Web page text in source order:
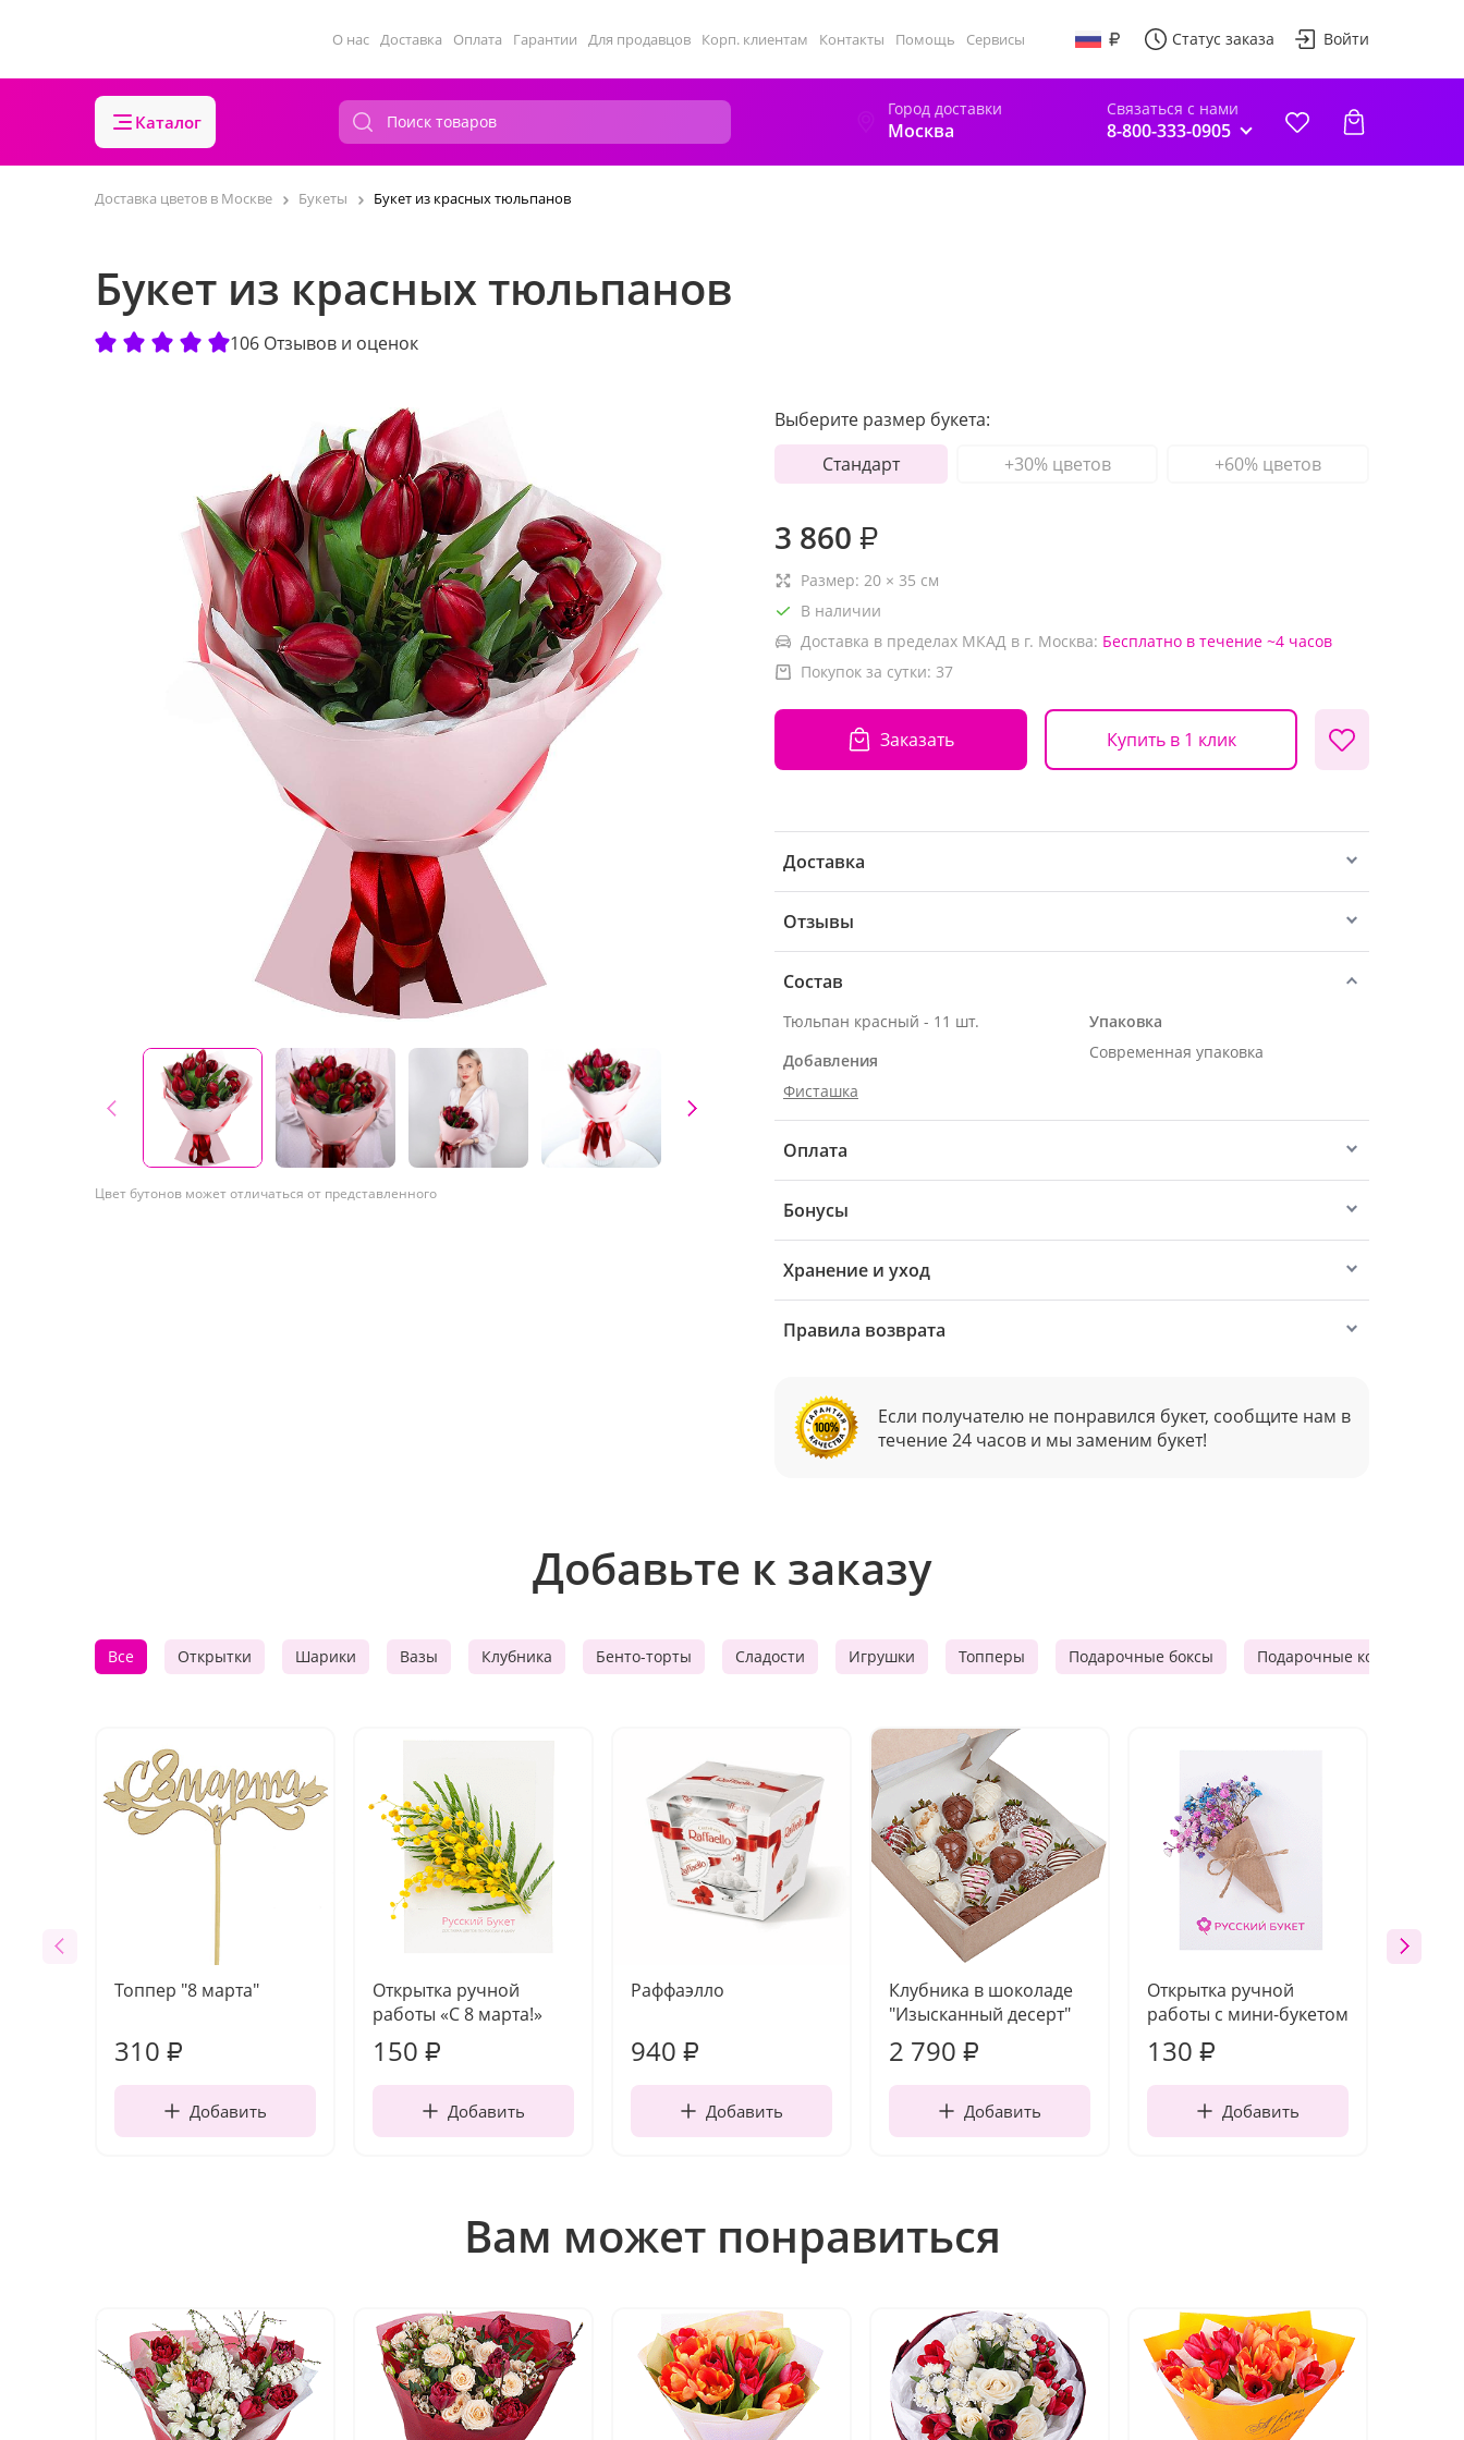
О нас Доставка Оплата Гарантии Для продавцов Корп. клиентам Контакты Помощь Сервисы Статус заказа Войти
Каталог
Город доставки
Москва
Связаться с нами
8-800-333-0905
Доставка цветов в Москве Букеты Букет из красных тюльпанов
Букет из красных тюльпанов
106 Отзывов и оценок
Цвет бутонов может отличаться от представленного
Выберите размер букета:
Стандарт
+30% цветов +60% цветов
3 860 ₽
Размер: 20 × 35 см
В наличии
Доставка в пределах МКАД в г. Москва: Бесплатно в течение ~4 часов
Покупок за сутки: 37
Заказать Купить в 1 клик
Доставка
Отзывы
Состав
Тюльпан красный - 11 шт.
Добавления
Фисташка
Упаковка
Современная упаковка
Оплата
Бонусы
Хранение и уход
Правила возврата
Если получателю не понравился букет, сообщите нам в
течение 24 часов и мы заменим букет!
Добавьте к заказу
Все Открытки Шарики Вазы Клубника Бенто-торты Сладости Игрушки Топперы Подарочные боксы Подарочные корзины
Топпер "8 марта"
310 ₽
Добавить
Открытка ручной
работы «С 8 марта!»
150 ₽
Добавить
Раффаэлло
940 ₽
Добавить
Клубника в шоколаде
"Изысканный десерт"
2 790 ₽
Добавить
Открытка ручной
работы с мини-букетом
130 ₽
Добавить
Вам может понравиться